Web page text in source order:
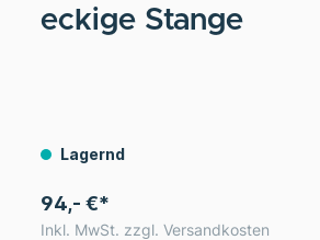
eckige Stange
Lagernd
94,- €*
Inkl. MwSt. zzgl. Versandkosten